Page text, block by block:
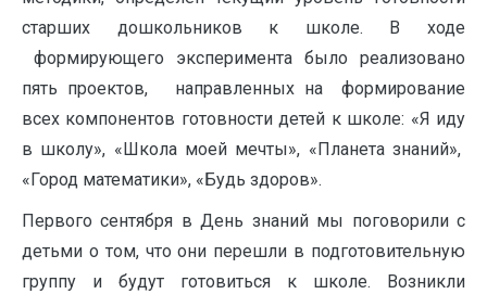
старших дошкольников к школе. В ходе
формирующего эксперимента было реализовано
пять проектов, направленных на формирование
всех компонентов готовности детей к школе: «Я иду
в школу», «Школа моей мечты», «Планета знаний»,
«Город математики», «Будь здоров».
Первого сентября в День знаний мы поговорили с
детьми о том, что они перешли в подготовительную
группу и будут готовиться к школе. Возникли